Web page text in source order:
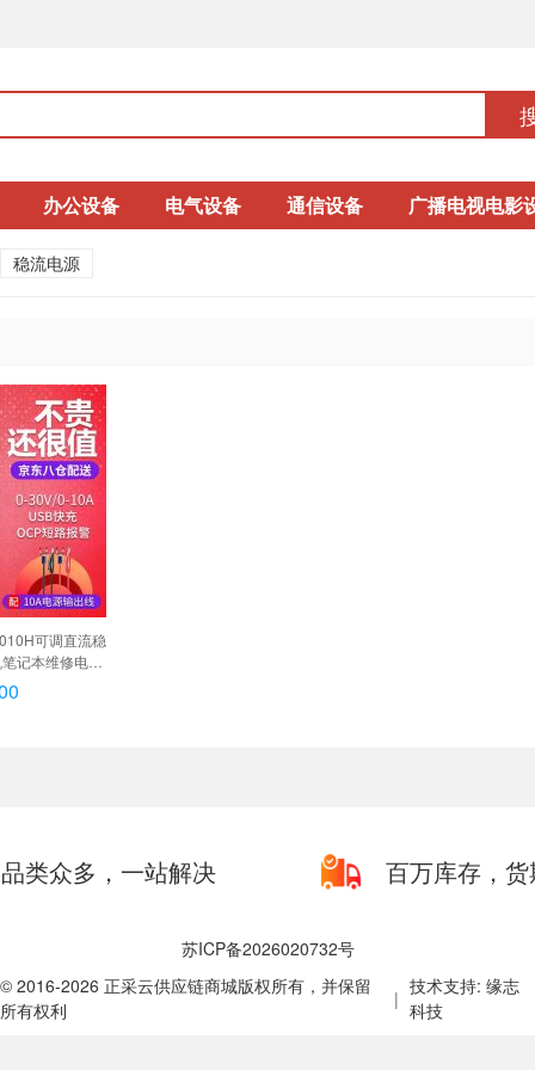
办公设备 电气设备 通信设备 广播电视电影
稳流电源
可调直流稳
记本维修电源
160V/0-2A)
品类众多，一站解决 百万库存，
苏ICP备2026020732号
© 2016-2026 正采云供应链商城版权所有，并保留
所有权利
|
技术支持: 缘志
科技